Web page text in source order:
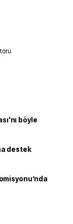
böyle
destek